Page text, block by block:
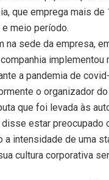
que emprega mais
meio período.
na sede da empresa,
a pandemia de
o organizador
que foi levada às
estar
intensidade de uma
cultura corporativa